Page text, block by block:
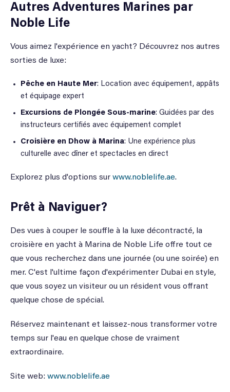
Autres Adventures Marines par
Noble Life
Vous aimez l'expérience en yacht? Découvrez nos autres
sorties de luxe:
Pêche en Haute Mer: Location avec équipement, appâts
et équipage expert
Excursions de Plongée Sous-marine: Guidées par des
instructeurs certifiés avec équipement complet
Croisière en Dhow à Marina: Une expérience plus
culturelle avec dîner et spectacles en direct
Explorez plus d'options sur www.noblelife.ae.
Prêt à Naviguer?
Des vues à couper le souffle à la luxe décontracté, la
croisière en yacht à Marina de Noble Life offre tout ce
que vous recherchez dans une journée (ou une soirée) en
mer. C'est l'ultime façon d'expérimenter Dubai en style,
que vous soyez un visiteur ou un résident vous offrant
quelque chose de spécial.
Réservez maintenant et laissez-nous transformer votre
temps sur l'eau en quelque chose de vraiment
extraordinaire.
Site web: www.noblelife.ae